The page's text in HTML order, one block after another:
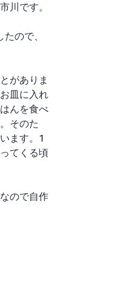
川です。
ので、
がありま
皿に入れ
んを食べ
そのた
ます。1
てくる頃
ので自作